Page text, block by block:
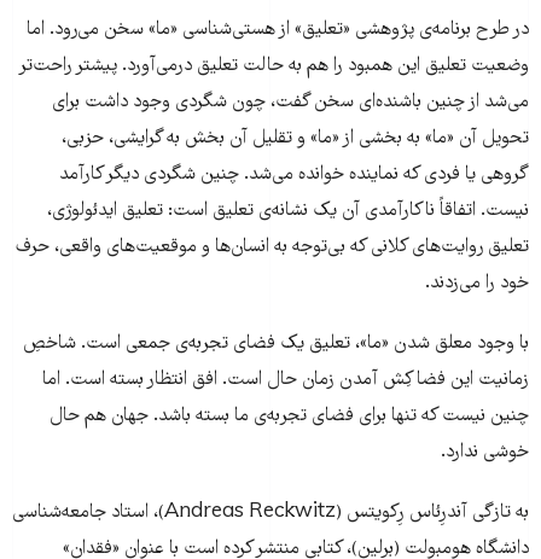
در طرح برنامه‌ی پژوهشی «تعلیق» از هستی‌شناسی «ما» سخن می‌رود. اما
وضعیت تعلیق این همبود را هم به حالت تعلیق درمی‌آورد. پیشتر راحت‌تر
می‌شد از چنین باشنده‌ای سخن گفت، چون شگردی وجود داشت برای
تحویل آن «ما» به بخشی از «ما» و تقلیل آن بخش به گرایشی، حزبی،
گروهی یا فردی که نماینده خوانده می‌شد. چنین شگردی دیگر کارآمد
نیست. اتفاقاً ناکارآمدی آن یک نشانه‌ی تعلیق است: تعلیق ایدئولوژی،
تعلیق روایت‌های کلانی که بی‌توجه به انسان‌ها و موقعیت‌های واقعی، حرف
خود را می‌زدند.
با وجود معلق شدن «ما»، تعلیق یک فضای تجربه‌ی جمعی است. شاخصِ
زمانیت این فضا کِش آمدن زمان حال است. افق انتظار بسته است. اما
چنین نیست که تنها برای فضای تجربه‌ی ما بسته باشد. جهان هم حال
خوشی ندارد.
به تازگی آندرِئاس رِکویتس (Andreas Reckwitz)، استاد جامعه‌شناسی
دانشگاه هومبولت (برلین)، کتابی منتشر کرده است با عنوان «فقدان»